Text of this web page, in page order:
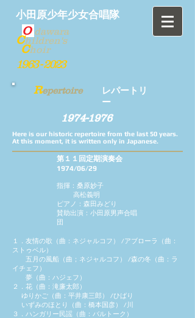
小田原少年少女合唱隊
O dawara
Children's
Choir
1963 - 2023
Repertoire
レパートリ
ー
1974-1976
Here is our historic repertoire from the last 50 years.
At this moment, it is written only in Japanese.
第１１回定期演奏会
1974/06/29
指揮：桑原妙子
高松義明
ピアノ：森田みどり
賛助出演：小田原男声合唱
団
１．友情の歌（曲：ネジャルコフ） /アブローラ（曲：
ストゥベル）
五月の風船（曲；ネジャルコフ） /森の冬（曲：ラ
イチェフ）
夢（曲：ハジェフ）
２．花（曲：滝廉太郎）
ゆりかご（曲：平井康三郎） /ひばり
いずみのほとり（曲：橋本国彦） / 川
３．ハンガリー民謡（曲：バルトーク）